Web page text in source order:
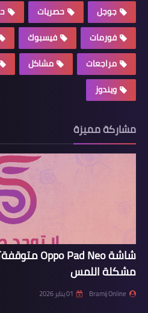
جوجل
حصريات
فورمات
فيسبوك
مراجعات
مشاكل
ويندوز
مشاركة مميزة
مشكلة اللمس
Bramij Online 01 يناير 2026